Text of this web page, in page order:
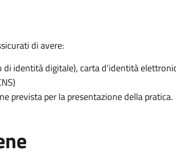
di avere:
di identità digitale), carta d’identità
prevista per la presentazione della pratica.